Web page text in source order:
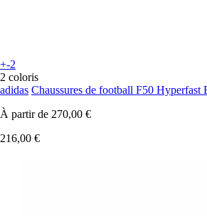
+-2
2 coloris
adidas Chaussures de football F50 Hyperfast
À partir de 270,00 €
216,00 €